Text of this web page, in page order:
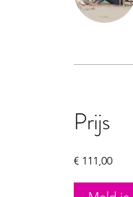
Prijs
€ 111,00